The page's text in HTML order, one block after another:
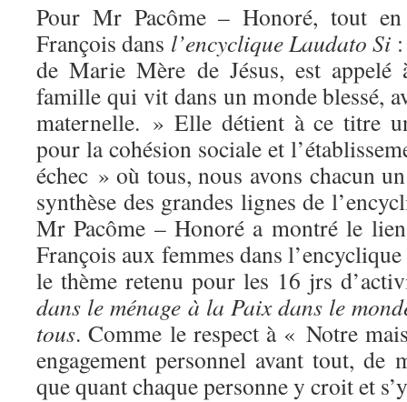
Pour Mr Pacôme – Honoré, tout en
François dans l’encyclique Laudato Si
de Marie Mère de Jésus, est appelé
famille qui vit dans un monde blessé,
maternelle. » Elle détient à ce titre
pour la cohésion sociale et
échec » où tous, nous avons chacun
synthèse des grandes lignes de
Mr Pacôme – Honoré a montré le
François aux femmes dans
le thème retenu pour les 16 jrs
dans le ménage à la Paix dans le
tous. Comme le respect à « Notre
engagement personnel avant tout, de
que quant chaque personne y croit et